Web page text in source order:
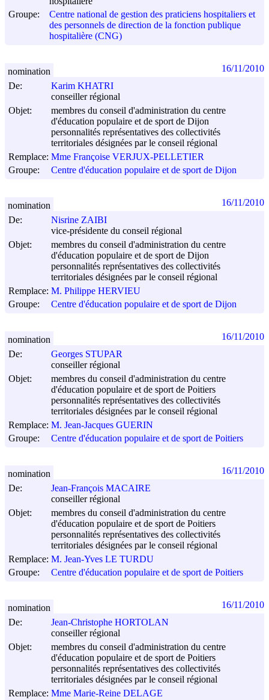
Groupe:
Centre national de gestion des praticiens hospitaliers et
des personnels de direction de la fonction publique
hospitalière (CNG)
De:
Karim KHATRI
conseiller régional
Objet:
membres du conseil d'administration du centre
d'éducation populaire et de sport de Dijon
personnalités représentatives des collectivités
territoriales désignées par le conseil régional
Remplace: Mme Françoise VERJUX-PELLETIER
Groupe:
Centre d'éducation populaire et de sport de Dijon
nomination 16/11/2010
De:
Nisrine ZAIBI
vice-présidente du conseil régional
Objet:
membres du conseil d'administration du centre
d'éducation populaire et de sport de Dijon
personnalités représentatives des collectivités
territoriales désignées par le conseil régional
Remplace: M. Philippe HERVIEU
Groupe:
Centre d'éducation populaire et de sport de Dijon
nomination 16/11/2010
De:
Georges STUPAR
conseiller régional
Objet:
membres du conseil d'administration du centre
d'éducation populaire et de sport de Poitiers
personnalités représentatives des collectivités
territoriales désignées par le conseil régional
Remplace: M. Jean-Jacques GUERIN
Groupe:
Centre d'éducation populaire et de sport de Poitiers
nomination 16/11/2010
De:
Jean-François MACAIRE
conseiller régional
Objet:
membres du conseil d'administration du centre
d'éducation populaire et de sport de Poitiers
personnalités représentatives des collectivités
territoriales désignées par le conseil régional
Remplace: M. Jean-Yves LE TURDU
Groupe:
Centre d'éducation populaire et de sport de Poitiers
nomination 16/11/2010
De:
Jean-Christophe HORTOLAN
conseiller régional
Objet:
membres du conseil d'administration du centre
d'éducation populaire et de sport de Poitiers
personnalités représentatives des collectivités
territoriales désignées par le conseil régional
Remplace: Mme Marie-Reine DELAGE
nomination 16/11/2010